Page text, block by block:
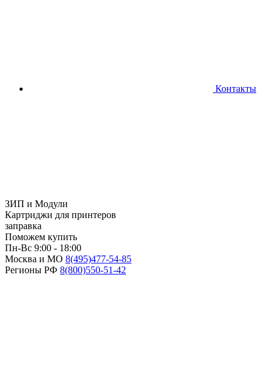
Контакты
ЗИП и Модули
Картриджи для принтеров
заправка
Поможем купить
Пн-Вс 9:00 - 18:00
Москва и МО 8(495)477-54-85
Регионы РФ 8(800)550-51-42